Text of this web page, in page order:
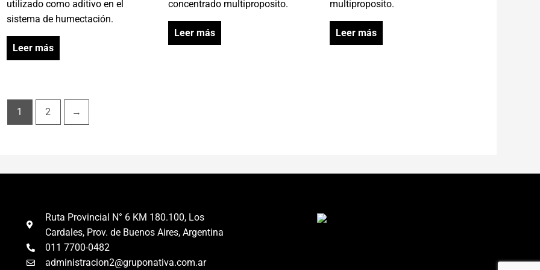
utilizado como aditivo en el
sistema de humectación.
Leer más
concentrado multiproposito.
Leer más
multiproposito.
Leer más
1 2 →
Ruta Provincial N° 6 KM 180.100, Los
Cardales, Prov. de Buenos Aires, Argentina
011 7700-0482
administracion2@gruponativa.com.ar